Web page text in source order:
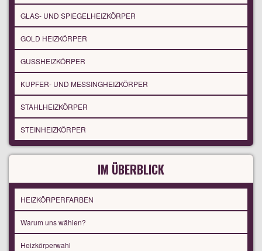
GLAS- UND SPIEGELHEIZKÖRPER
GOLD HEIZKÖRPER
GUSSHEIZKÖRPER
KUPFER- UND MESSINGHEIZKÖRPER
STAHLHEIZKÖRPER
STEINHEIZKÖRPER
IM ÜBERBLICK
HEIZKÖRPERFARBEN
Warum uns wählen?
Heizkörperwahl